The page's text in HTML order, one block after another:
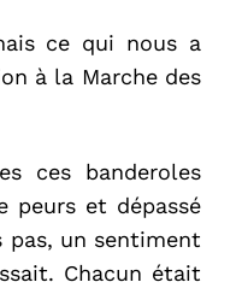
ce qui nous a
à la Marche des
ces banderoles
peurs et dépassé
pas, un sentiment
Chacun était